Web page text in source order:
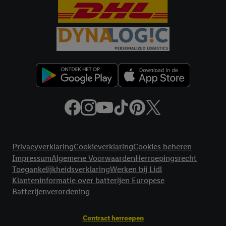
PrivacyverklaringCookieverklaringCookies beheren
ImpressumAlgemene VoorwaardenHerroepingsrecht
ToegankelijkheidsverklaringWerken bij Lidl
Klanteninformatie over batterijen Europese
Batterijenverordening
Contract herroepen
Criteo S.A. beschikt, aan jou kunnen worden toegewezen.
Onder "Aanpassen" kun je aangeven met welke cookies en
vergelijkbare technieken en met welke verwerkingsdoeleinden
je instemt. Verder kan je er meer informatie vinden over de
gegevensverwerking.
Door te klikken op "Weigeren", kies je voor de optie dat er enkel
technisch noodzakelijke cookies en vergelijkbare technieken
worden gebruikt.
Door op "Akkoord" te klikken, stem je in met alle verwerkingen
voor alle bovengenoemde doeleinden. Meer informatie,
in onzeprivacyverklaring.Je vindt de impressum voor de Lidl
website hier.Klikhiervoor meer informatie over de cookies die
wij inzetten.